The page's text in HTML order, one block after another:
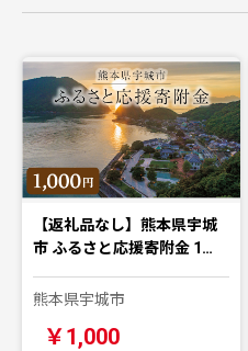
【返礼品なし】熊本県宇城
市 ふるさと応援寄附金 1…
熊本県宇城市
￥1,000